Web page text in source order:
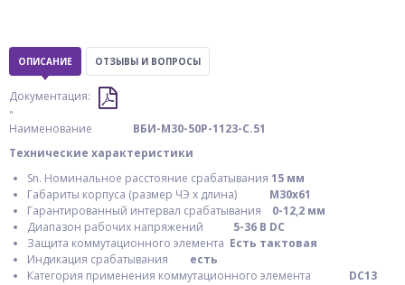
ОПИСАНИЕ ОТЗЫВЫ И ВОПРОСЫ
Документация:
"
Наименование
ВБИ-М30-50Р-1123-С.51
Технические характеристики
Sn. Номинальное расстояние срабатывания 15 мм
Габариты корпуса (размер ЧЭ х длина) M30х61
Гарантированный интервал срабатывания
0-12,2 мм
Диапазон рабочих напряжений 5-36 В DC
Защита коммутационного элемента Есть тактовая
Индикация срабатывания есть
Категория применения коммутационного элемента DC13